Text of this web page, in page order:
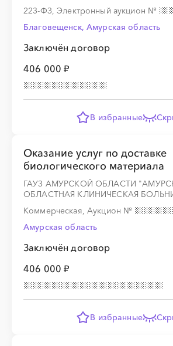
223-ФЗ, Электронный аукцион №
Благовещенск, Амурская область
Заключён договор
406 000 ₽
В избранные
Оказание услуг по доставке
биологического материала
ГАУЗ АМУРСКОЙ ОБЛАСТИ
ОБЛАСТНАЯ КЛИНИЧЕСКАЯ
Коммерческая, Аукцион №
Амурская область
Заключён договор
406 000 ₽
В избранные
░ ░░░░░░
░
░
░
░
░
░
░
░░░░░░░░ ░░░